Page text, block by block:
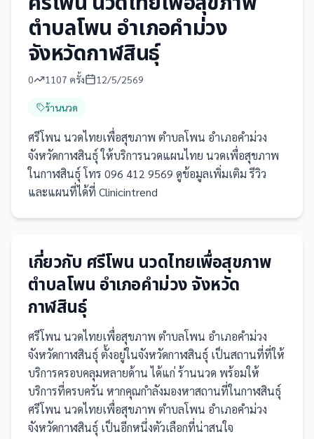
ตำบลโพน อำเภอคำม่วง
จังหวัดกาฬสินธุ์
0 1107 ครั้ง 12/5/2569
ร้านนวด
ศรีโพน นวดไทยเพื่อสุขภาพ ตำบลโพน อำเภอคำม่วง
จังหวัดกาฬสินธุ์ ให้บริการนวดแผนไทย นวดเพื่อสุขภาพ
ในกาฬสินธุ์ โทร 096 412 9569 ดูข้อมูลเพิ่มเติม รีวิว
และแผนที่ได้ที่ Clinicintrend
เกี่ยวกับ ศรีโพน นวดไทยเพื่อสุขภาพ
ตำบลโพน อำเภอคำม่วง จังหวัด
กาฬสินธุ์
ศรีโพน นวดไทยเพื่อสุขภาพ ตำบลโพน อำเภอคำม่วง
จังหวัดกาฬสินธุ์ตั้งอยู่ในจังหวัดกาฬสินธุ์ เป็นสถานที่ที่ให้
บริการครอบคลุมหลายด้าน ได้แก่ ร้านนวด พร้อมให้
บริการที่ครบครัน หากคุณกำลังมองหาสถานที่ในกาฬสินธุ์
ศรีโพน นวดไทยเพื่อสุขภาพ ตำบลโพน อำเภอคำม่วง
จังหวัดกาฬสินธุ์ เป็นอีกหนึ่งตัวเลือกที่น่าสนใจ